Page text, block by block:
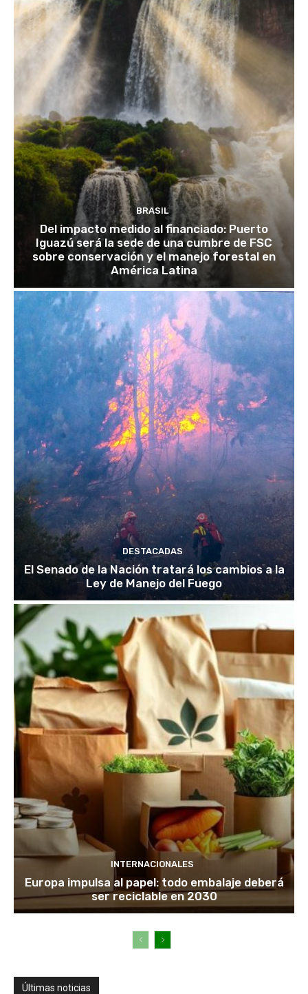
BRASIL
Del impacto medido al financiado: Puerto
Iguazú será la sede de una cumbre de FSC
sobre conservación y el manejo forestal en
América Latina
DESTACADAS
El Senado de la Nación tratará los cambios a la
Ley de Manejo del Fuego
INTERNACIONALES
Europa impulsa al papel: todo embalaje deberá
ser reciclable en 2030
Últimas noticias